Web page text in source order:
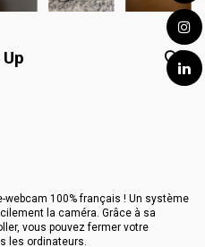
100% français ! Un système
la caméra. Grâce à sa
vous pouvez fermer votre
les ordinateurs.